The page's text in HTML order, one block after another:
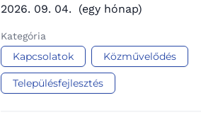
2026. 09. 04. (egy hónap)
Kategória
Kapcsolatok Közművelődés
Településfejlesztés